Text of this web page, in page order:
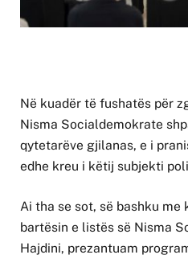
Në kuadër të fushatës për
Nisma Socialdemokrate
qytetarëve gjilanas, e i
edhe kreu i këtij subjekti
Ai tha se sot, së bashku me
bartësin e listës së Nisma
Hajdini, prezantuam